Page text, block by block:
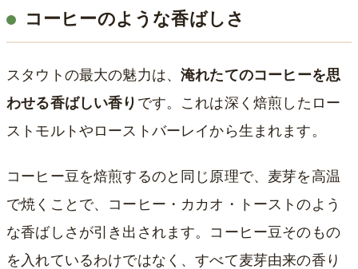
コーヒーのような香ばしさ
スタウトの最大の魅力は、淹れたてのコーヒーを思
わせる香ばしい香り です。これは深く焙煎したロー
ストモルトやローストバーレイから生まれます。
コーヒー豆を焙煎するのと同じ原理で、麦芽を高温
で焼くことで、コーヒー・カカオ・トーストのよう
な香ばしさが引き出されます。コーヒー豆そのもの
を入れているわけではなく、すべて麦芽由来の香り